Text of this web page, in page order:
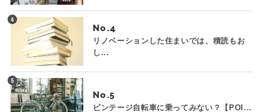
No.
リノベーションした住まいでは、積読もお
し...
No.
ビンテージ自転車に乗ってみない？【POI...